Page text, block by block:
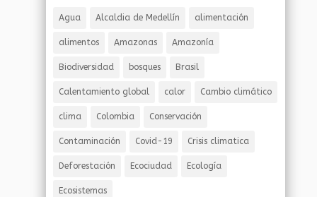
Agua Alcaldia de Medellín alimentación
alimentos Amazonas Amazonía
Biodiversidad bosques Brasil
Calentamiento global calor Cambio climático
clima Colombia Conservación
Contaminación Covid-19 Crisis climatica
Deforestación Ecociudad Ecología
Ecosistemas